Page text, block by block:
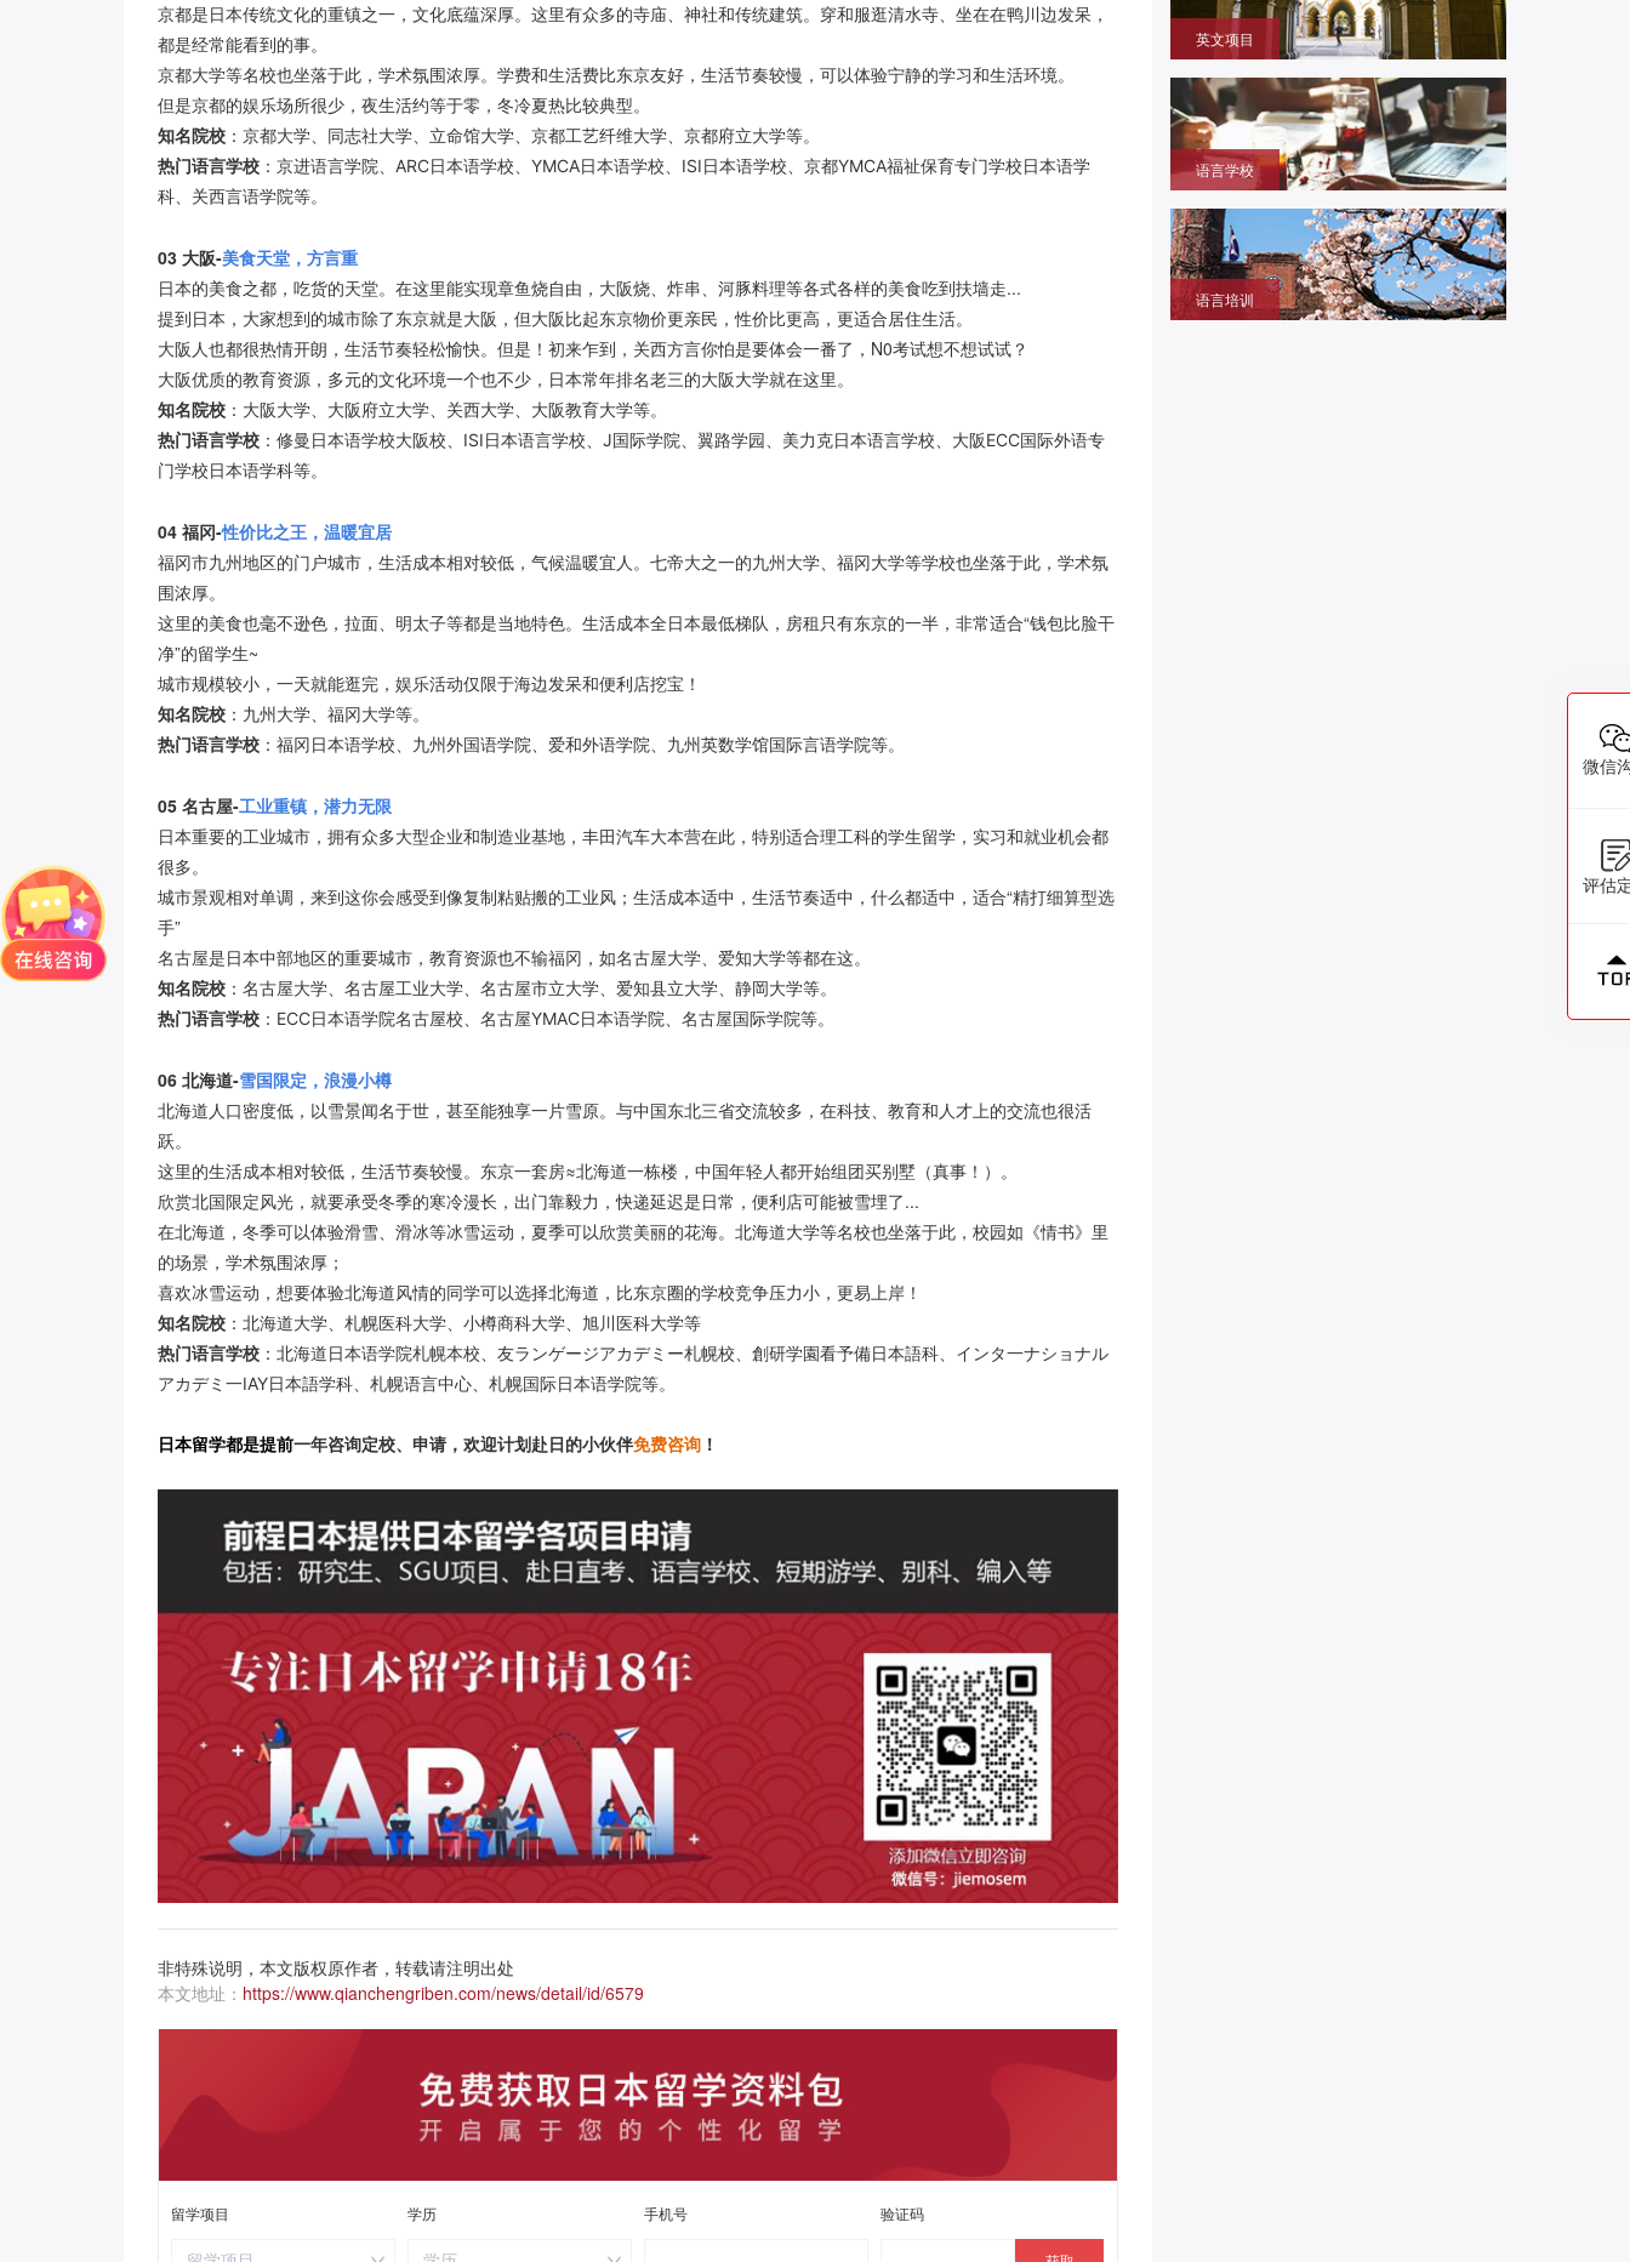
京都是日本传统文化的重镇之一，文化底蕴深厚。这里有众多的寺庙、神社和传统建筑。穿和服逛清水寺、坐在在鸭川边发呆，
都是经常能看到的事。
京都大学等名校也坐落于此，学术氛围浓厚。学费和生活费比东京友好，生活节奏较慢，可以体验宁静的学习和生活环境。
但是京都的娱乐场所很少，夜生活约等于零，冬冷夏热比较典型。
知名院校 ：京都大学、同志社大学、立命馆大学、京都工艺纤维大学、京都府立大学等。
热门语言学校 ：京进语言学院、ARC日本语学校、YMCA日本语学校、ISI日本语学校、京都YMCA福祉保育专门学校日本语学
科、关西言语学院等。
03 大阪-美食天堂，方言重
日本的美食之都，吃货的天堂。在这里能实现章鱼烧自由，大阪烧、炸串、河豚料理等各式各样的美食吃到扶墙走...
提到日本，大家想到的城市除了东京就是大阪，但大阪比起东京物价更亲民，性价比更高，更适合居住生活。
大阪人也都很热情开朗，生活节奏轻松愉快。但是！初来乍到，关西方言你怕是要体会一番了，N0考试想不想试试？
大阪优质的教育资源，多元的文化环境一个也不少，日本常年排名老三的大阪大学就在这里。
知名院校 ：大阪大学、大阪府立大学、关西大学、大阪教育大学等。
热门语言学校 ：修曼日本语学校大阪校、ISI日本语言学校、J国际学院、翼路学园、美力克日本语言学校、大阪ECC国际外语专
门学校日本语学科等。
04 福冈-性价比之王，温暖宜居
福冈市九州地区的门户城市，生活成本相对较低，气候温暖宜人。七帝大之一的九州大学、福冈大学等学校也坐落于此，学术氛
围浓厚。
这里的美食也毫不逊色，拉面、明太子等都是当地特色。生活成本全日本最低梯队，房租只有东京的一半，非常适合“钱包比脸干
净”的留学生~
城市规模较小，一天就能逛完，娱乐活动仅限于海边发呆和便利店挖宝！
知名院校 ：九州大学、福冈大学等。
热门语言学校 ：福冈日本语学校、九州外国语学院、爱和外语学院、九州英数学馆国际言语学院等。
05 名古屋-工业重镇，潜力无限
日本重要的工业城市，拥有众多大型企业和制造业基地，丰田汽车大本营在此，特别适合理工科的学生留学，实习和就业机会都
很多。
城市景观相对单调，来到这你会感受到像复制粘贴搬的工业风；生活成本适中，生活节奏适中，什么都适中，适合“精打细算型选
手”
名古屋是日本中部地区的重要城市，教育资源也不输福冈，如名古屋大学、爱知大学等都在这。
知名院校 ：名古屋大学、名古屋工业大学、名古屋市立大学、爱知县立大学、静岡大学等。
热门语言学校 ：ECC日本语学院名古屋校、名古屋YMAC日本语学院、名古屋国际学院等。
06 北海道-雪国限定，浪漫小樽
北海道人口密度低，以雪景闻名于世，甚至能独享一片雪原。与中国东北三省交流较多，在科技、教育和人才上的交流也很活
跃。
这里的生活成本相对较低，生活节奏较慢。东京一套房≈北海道一栋楼，中国年轻人都开始组团买别墅（真事！）。
欣赏北国限定风光，就要承受冬季的寒冷漫长，出门靠毅力，快递延迟是日常，便利店可能被雪埋了...
在北海道，冬季可以体验滑雪、滑冰等冰雪运动，夏季可以欣赏美丽的花海。北海道大学等名校也坐落于此，校园如《情书》里
的场景，学术氛围浓厚；
喜欢冰雪运动，想要体验北海道风情的同学可以选择北海道，比东京圈的学校竞争压力小，更易上岸！
知名院校 ：北海道大学、札幌医科大学、小樽商科大学、旭川医科大学等
热门语言学校 ：北海道日本语学院札幌本校、友ランゲージアカデミー札幌校、創研学園看予備日本語科、インタ一ナショナル
アカデミ一IAY日本語学科、札幌语言中心、札幌国际日本语学院等。
日本留学都是提前一年咨询定校、申请，欢迎计划赴日的小伙伴免费咨询 ！
非特殊说明，本文版权原作者，转载请注明出处
本文地址： https://www.qianchengriben.com/news/detail/id/6579
留学项目 学历 手机号 验证码
英文项目
本大学学部/修士/博士课程
语言学校
学考试过渡阶段
语言培训
微信
评估